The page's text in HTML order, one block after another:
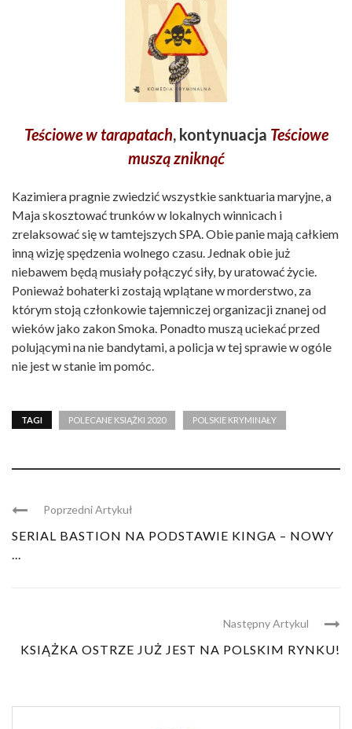
Teściowe w tarapatach, kontynuacja Teściowe
muszą zniknąć
Kazimiera pragnie zwiedzić wszystkie sanktuaria maryjne, a
Maja skosztować trunków w lokalnych winnicach i
zrelaksować się w tamtejszych SPA. Obie panie mają całkiem
inną wizję spędzenia wolnego czasu. Jednak obie już
niebawem będą musiały połączyć siły, by uratować życie.
Ponieważ bohaterki zostają wplątane w morderstwo, za
którym stoją członkowie tajemniczej organizacji znanej od
wieków jako zakon Smoka. Ponadto muszą uciekać przed
polującymi na nie bandytami, a policja w tej sprawie w ogóle
nie jest w stanie im pomóc.
TAGI POLECANE KSIĄŻKI 2020 POLSKIE KRYMINAŁY
Poprzedni Artykuł
SERIAL BASTION NA PODSTAWIE KINGA – NOWY
...
Następny Artykul
KSIĄŻKA OSTRZE JUŻ JEST NA POLSKIM RYNKU!